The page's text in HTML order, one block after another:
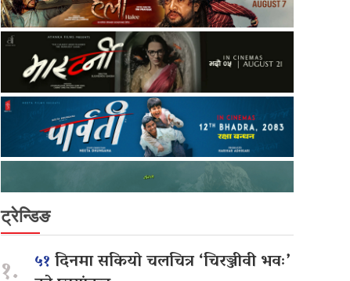
ट्रेन्डिङ
५१दिनमा सकियो चलचित्र ‘चिरञ्जीवी भवः’